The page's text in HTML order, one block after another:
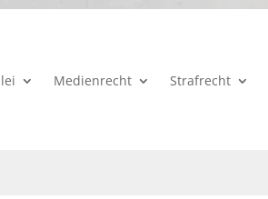
Medienrecht Strafrecht